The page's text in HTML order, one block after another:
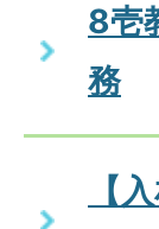
8壱
務
【